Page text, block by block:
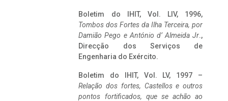
Boletim do IHIT, Vol. LIV, 1996,
Tombos dos Fortes da Ilha Terceira, por
Damião Pego e António d’ Almeida Jr.,
Direcção dos Serviços de
Engenharia do Exército.
Boletim do IHIT, Vol. LV, 1997 –
Relação dos fortes, Castellos e outros
pontos fortificados, que se achão ao